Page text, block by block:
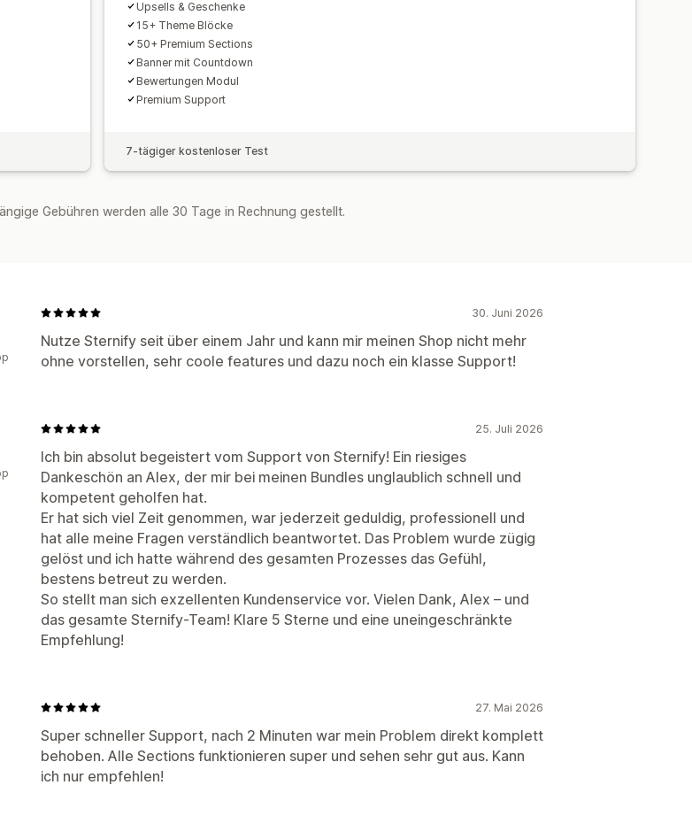
Upsells & Geschenke
15+ Theme Blöcke
50+ Premium Sections
Banner mit Countdown
Bewertungen Modul
Premium Support
7-tägiger kostenloser Test
Gebühren werden alle 30 Tage in Rechnung gestellt.
30. Juni 2026
Nutze Sternify seit über einem Jahr und kann mir meinen Shop nicht mehr
ohne vorstellen, sehr coole features und dazu noch ein klasse Support!
25. Juli 2026
Ich bin absolut begeistert vom Support von Sternify! Ein riesiges
Dankeschön an Alex, der mir bei meinen Bundles unglaublich schnell und
kompetent geholfen hat.
Er hat sich viel Zeit genommen, war jederzeit geduldig, professionell und
hat alle meine Fragen verständlich beantwortet. Das Problem wurde zügig
gelöst und ich hatte während des gesamten Prozesses das Gefühl,
bestens betreut zu werden.
So stellt man sich exzellenten Kundenservice vor. Vielen Dank, Alex – und
das gesamte Sternify-Team! Klare 5 Sterne und eine uneingeschränkte
Empfehlung!
27. Mai 2026
Super schneller Support, nach 2 Minuten war mein Problem direkt komplett
behoben. Alle Sections funktionieren super und sehen sehr gut aus. Kann
ich nur empfehlen!